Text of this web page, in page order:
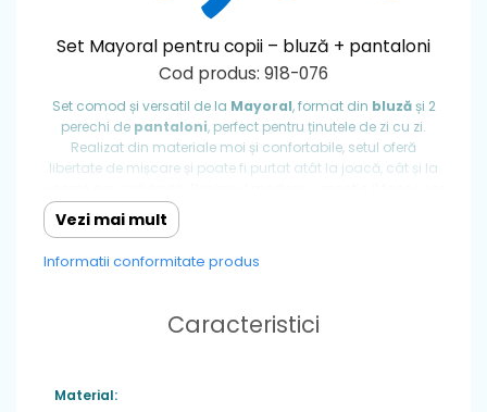
Set Mayoral pentru copii – bluză + pantaloni
Cod produs: 918-076
Set comod și versatil de la Mayoral, format din bluzăși 2
perechi de pantaloni, perfect pentru ținutele de zi cu zi.
Realizat din materiale moi și confortabile, setul oferă
libertate de mișcare și poate fi purtat atât la joacă, cât și la
de asortat în garderoba copilului.
👕 Conține: bluză + pantaloni
⭐ Brand: Mayoral
Vezi mai mult
Informatii conformitate produs
Caracteristici
Material: